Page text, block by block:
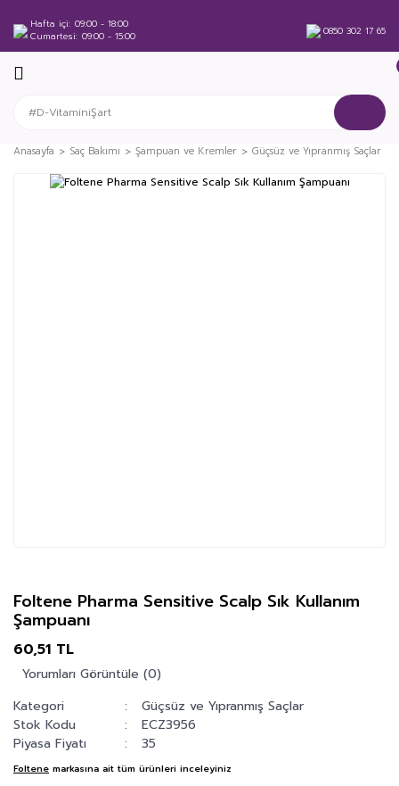
Hafta içi 09:00 - 18:00
Cumartesi 09:00 - 15:00 0850 302 17 65
Anasayfa Saç Bakımı Şampuan ve Kremler Güçsüz ve Yıpranmış Saçlar
Foltene Pharma Sensitive Scalp Sık Kullanım
Şampuanı
60,51 TL
Yorumları Görüntüle (0)
Kategori
Güçsüz ve Yıpranmış Saçlar
Stok Kodu
ECZ3956
Piyasa Fiyatı
35
Foltene markasına ait tüm ürünleri inceleyiniz